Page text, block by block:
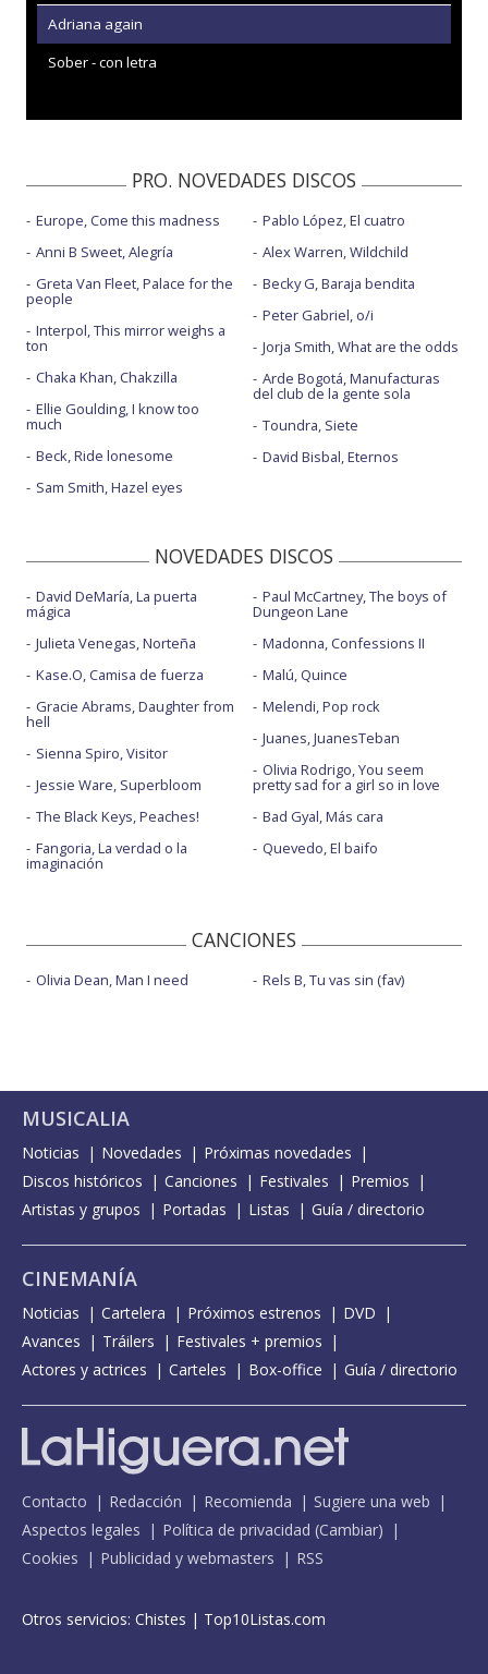
Adriana again
Sober - con letra
PRO. NOVEDADES DISCOS
Europe, Come this madness
Anni B Sweet, Alegría
Greta Van Fleet, Palace for the
people
Interpol, This mirror weighs a
ton
Chaka Khan, Chakzilla
Ellie Goulding, I know too
much
Beck, Ride lonesome
Sam Smith, Hazel eyes
Pablo López, El cuatro
Alex Warren, Wildchild
Becky G, Baraja bendita
Peter Gabriel, o/i
Jorja Smith, What are the odds
Arde Bogotá, Manufacturas
del club de la gente sola
Toundra, Siete
David Bisbal, Eternos
NOVEDADES DISCOS
David DeMaría, La puerta
mágica
Julieta Venegas, Norteña
Kase.O, Camisa de fuerza
Gracie Abrams, Daughter from
hell
Sienna Spiro, Visitor
Jessie Ware, Superbloom
The Black Keys, Peaches!
Fangoria, La verdad o la
imaginación
Paul McCartney, The boys of
Dungeon Lane
Madonna, Confessions II
Malú, Quince
Melendi, Pop rock
Juanes, JuanesTeban
Olivia Rodrigo, You seem
pretty sad for a girl so in love
Bad Gyal, Más cara
Quevedo, El baifo
CANCIONES
Olivia Dean, Man I need Rels B, Tu vas sin (fav)
MUSICALIA
Noticias Novedades
Próximas novedades
Discos históricos
Canciones Festivales
Premios
Artistas y grupos
Portadas Listas Guía / directorio
CINEMANÍA
Noticias Cartelera Próximos estrenos
DVD
Avances
Tráilers
Festivales + premios
Actores y actrices
Carteles Box-office Guía / directorio
Contacto Redacción Recomienda
Sugiere una web
Aspectos legales
Política de privacidad (Cambiar)
Cookies
Publicidad y webmasters RSS
Otros servicios: Chistes | Top10Listas.com